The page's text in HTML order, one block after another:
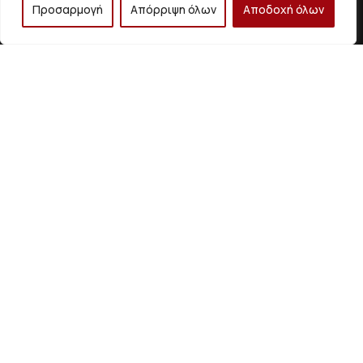
Προσαρμογή Απόρριψη όλων Αποδοχή όλων
Τηλέφωνο